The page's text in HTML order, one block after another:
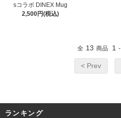
sコラボ DINEX Mug
2,500円(税込)
全 13 商品 1 -
< Prev
ランキング